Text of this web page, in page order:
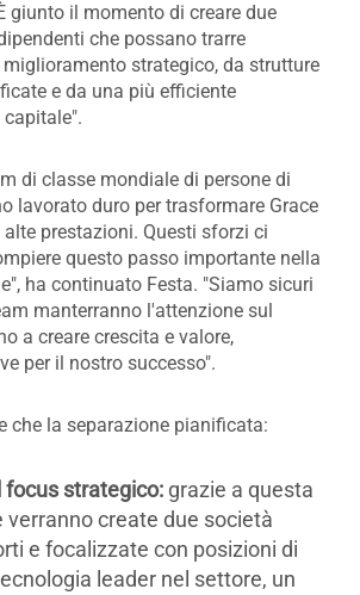
giunto il momento di creare due
che possano trarre
strategico, da strutture
e da una più efficiente
di classe mondiale di persone di
lavorato duro per trasformare Grace
prestazioni. Questi sforzi ci
questo passo importante nella
ha continuato Festa. "Siamo sicuri
manterranno l'attenzione sul
a creare crescita e valore,
per il nostro successo".
che la separazione pianificata:
focus strategico: grazie a questa
verranno create due società
e focalizzate con posizioni di
leader nel settore, un